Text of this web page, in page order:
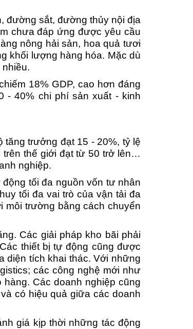
đường sắt, đường thủy nội địa
chưa đáp ứng được yêu cầu
nông hải sản, hoa quả tươi
khối lượng hàng hóa. Mặc dù
18% GDP, cao hơn đáng
- 40% chi phí sản xuất - kinh
tăng trưởng đạt 15 - 20%, tỷ lệ
trên thế giới đạt từ 50 trở lên…
nghiệp.
tối đa nguồn vốn tư nhân
tối đa vai trò của vận tải đa
môi trường bằng cách chuyển
Các giải pháp kho bãi phải
thiết bị tự động cũng được
diện tích khai thác. Với những
các công nghệ mới như
Các doanh nghiệp cũng
có hiệu quả giữa các doanh
giá kịp thời những tác động